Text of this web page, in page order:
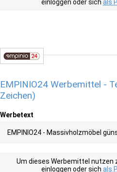
einloggen oder sich als
EMPINIO24 Werbemittel -
Zeichen)
Werbetext
EMPINIO24 - Massivholzmöbel
Um dieses Werbemittel nutzen
einloggen oder sich als